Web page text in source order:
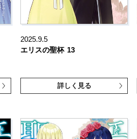
2025.9.5
エリスの聖杯 13
詳しく見る